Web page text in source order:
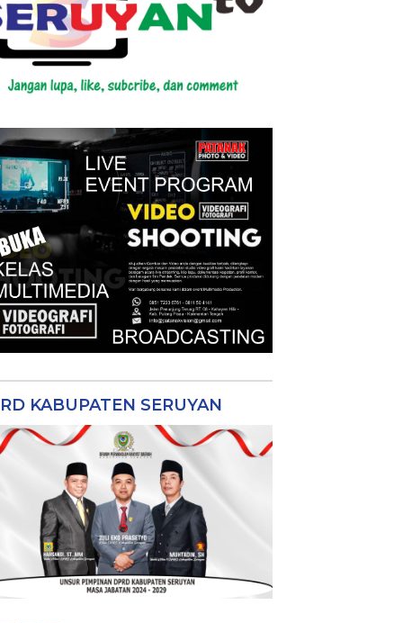
KABUPATEN SERUYAN